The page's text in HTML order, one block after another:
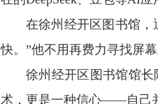
在徐州经开区图书馆
快。”他不用再费力寻找屏
徐州经开区图书馆馆
术，更是一种信心——自己